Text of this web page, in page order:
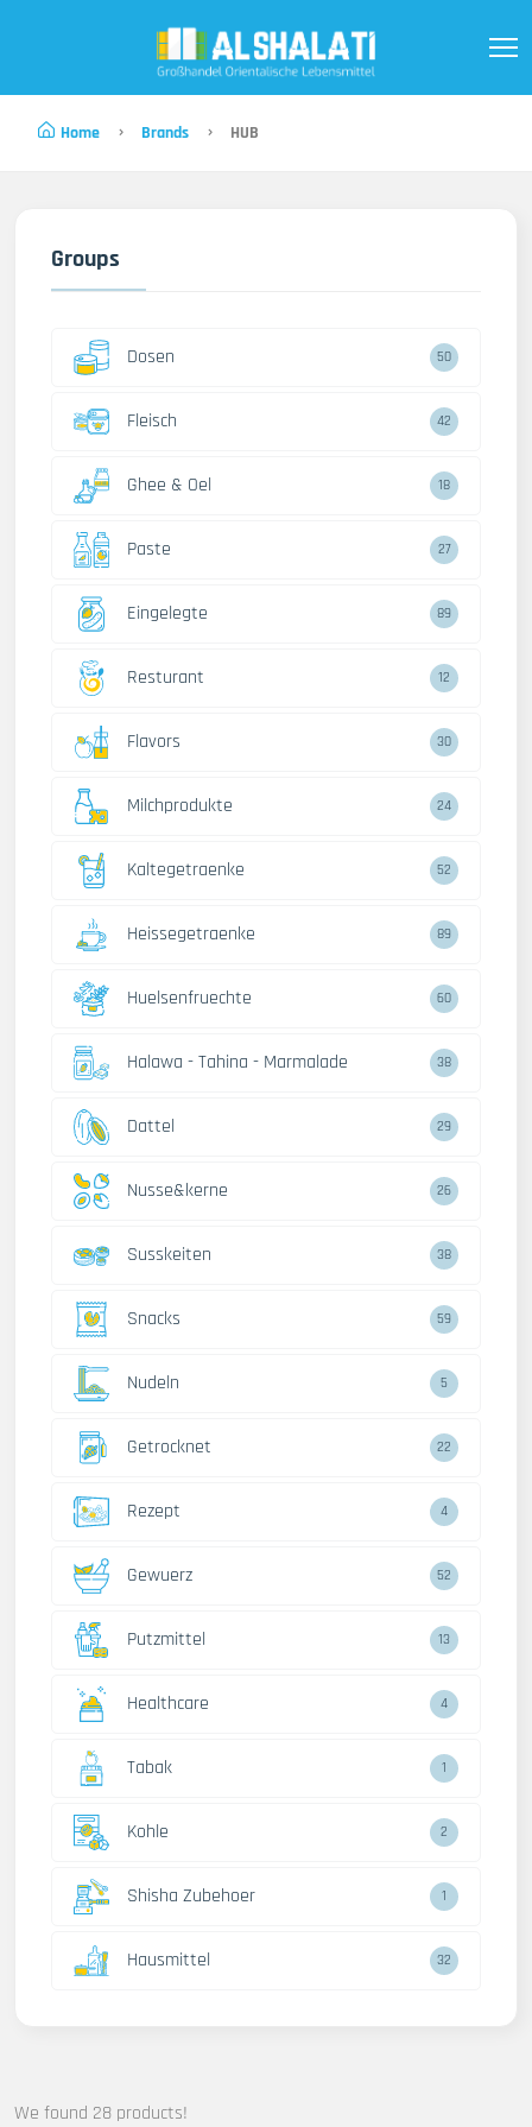
Home Brands HUB
Groups
Dosen 50
Fleisch 42
Ghee & Oel 18
Paste 27
Eingelegte 89
Resturant 12
Flavors 30
Milchprodukte 24
Kaltegetraenke 52
Heissegetraenke 89
Huelsenfruechte 60
Halawa - Tahina - Marmalade 38
Dattel 29
Nusse&kerne 26
Susskeiten 38
Snacks 59
Nudeln 5
Getrocknet 22
Rezept 4
Gewuerz 52
Putzmittel 13
Healthcare 4
Tabak 1
Kohle 2
Shisha Zubehoer 1
Hausmittel 32
We found 28 products!